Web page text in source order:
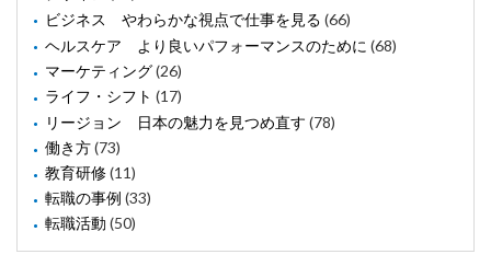
ビジネス やわらかな視点で仕事を見る (66)
ヘルスケア より良いパフォーマンスのために (68)
マーケティング(26)
ライフ・シフト (17)
リージョン 日本の魅力を見つめ直す (78)
働き方(73)
教育研修(11)
転職の事例 (33)
転職活動 (50)